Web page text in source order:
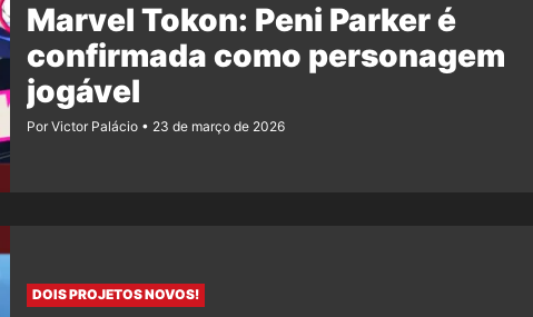
Marvel Tokon: Peni Parker é
confirmada como personagem
jogável
Por Victor Palácio 23 de março de 2026
DOIS PROJETOS NOVOS!